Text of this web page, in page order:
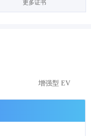
更多证书
增强型 EV